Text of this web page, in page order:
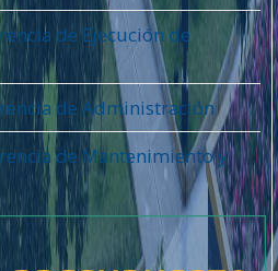
de Ejecución de
de Administración
de Mantenimiento y